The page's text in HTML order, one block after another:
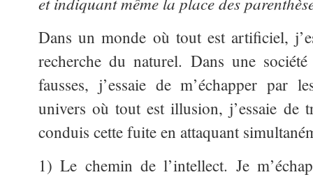
Dans un monde où tout est artificiel,
recherche du naturel. Dans une
fausses, j’essaie de m’échapper par
univers où tout est illusion, j’essaie de
conduis cette fuite en attaquant
1) Le chemin de l’intellect. Je